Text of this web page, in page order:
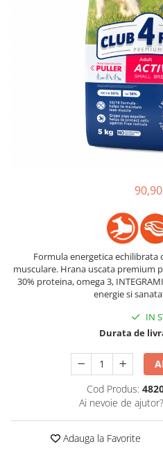
Formula energetica echilibrata
musculare. Hrana uscata premium
30% proteina, omega 3,
energie si
IN
Durata de
Cod Produs:
Ai nevoie de ajutor?
Adauga la Favorite